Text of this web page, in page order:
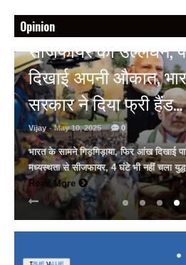
Opinion
अल्बर्ट हॉल पर
राजस्थानी लोक
Vijay - March 30, 2025
अल्बर्ट हॉल पर राज्यस्तरीय सांस्कृतिक संध्या
सैलाब राज्यपाल हरिभाऊ किसनराव बागडे़,
मुख्यमंत्री दिया कुमारी पहुंचे ... Read More